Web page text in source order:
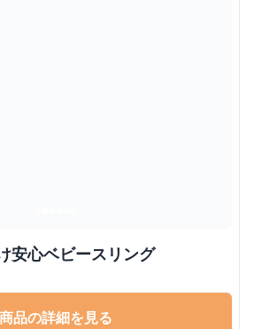
安心ベビースリング
商品の詳細を見る